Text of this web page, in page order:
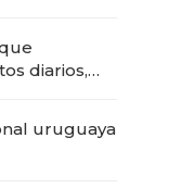
diarios,
uruguaya